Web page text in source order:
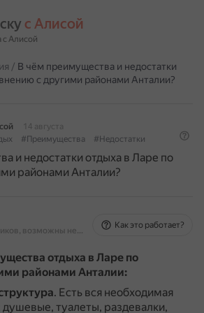
с Алисой
с Алисой
/ В чём преимущества и недостатки
с другими районами Анталии?
14 августа
#Преимущества #Недостатки
и недостатки отдыха в Ларе по
районами Анталии?
На основе источников, возможны неточности
Как это работает?
отдыха в Ларе по
районами Анталии:
. Есть вся необходимая
туалеты, раздевалки,